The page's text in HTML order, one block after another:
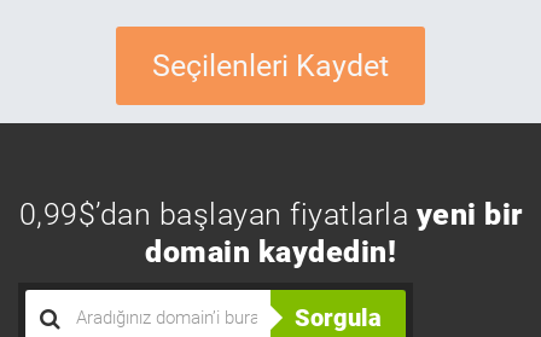
Seçilenleri Kaydet
0,99$’dan başlayan fiyatlarla yeni bir
domain kaydedin!
Sorgula